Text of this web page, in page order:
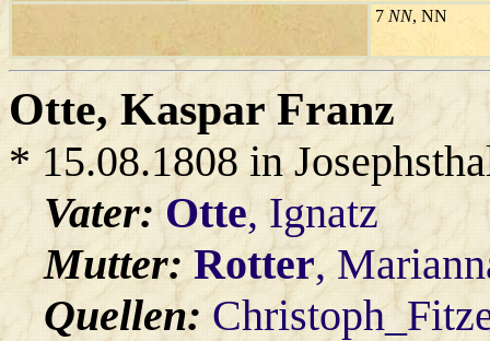
7 NN, NN
Otte, Kaspar Franz
* 15.08.1808 in
Vater:Otte, Ignatz
Mutter: Rotter,
Quellen: